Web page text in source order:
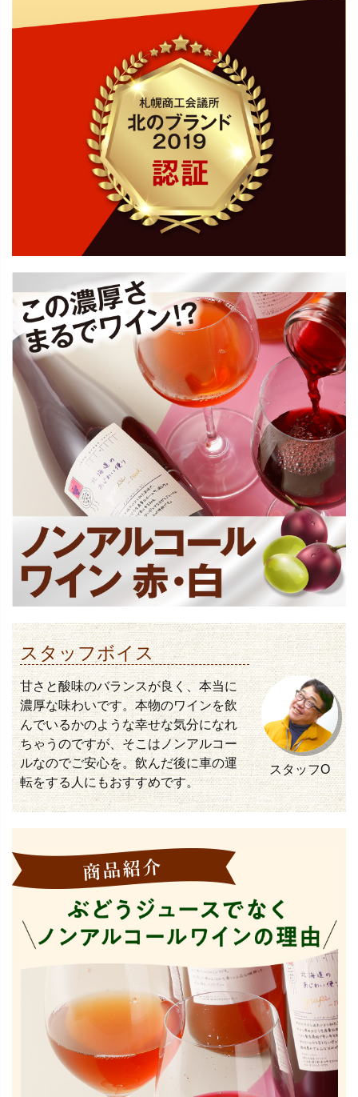
スタッフボイス
甘さと酸味のバランスが良く、本当に
濃厚な味わいです。本物のワインを飲
んでいるかのような幸せな気分になれ
ちゃうのですが、そこはノンアルコー
ルなのでご安心を。飲んだ後に車の運
転をする人にもおすすめです。
スタッフO